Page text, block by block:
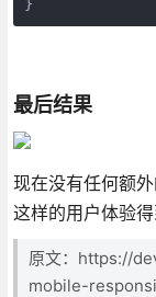
最后结果
现在没有任何额
这样的用户体验得
原文：https://
mobile-